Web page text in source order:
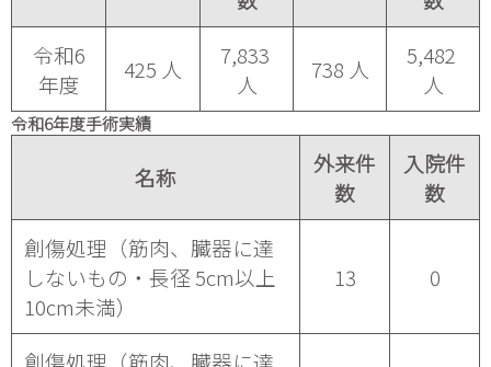
令和6
年度
425 人
7,833
人
738 人
5,482
人
令和6年度手術実績
名称
外来件
数
入院件
数
創傷処理（筋肉、臓器に達
しないもの・長径 5cm以上
10cm未満）
13 0